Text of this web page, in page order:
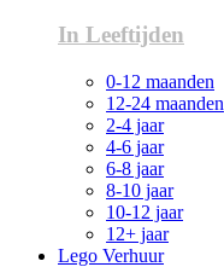
In Leeftijden
0-12 maanden
12-24 maanden
2-4 jaar
4-6 jaar
6-8 jaar
8-10 jaar
10-12 jaar
12+ jaar
Lego Verhuur